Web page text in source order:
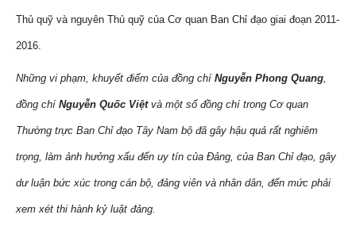
Thủ quỹ và nguyên Thủ quỹ của Cơ quan Ban Chỉ đạo giai đoạn 2011-
2016.
Những vi phạm, khuyết điểm của đồng chíNguyễn Phong Quang,
đồng chí Nguyễn Quốc Việt và một số đồng chí trong Cơ quan
Thường trực Ban Chỉ đạo Tây Nam bộ đã gây hậu quả rất nghiêm
trọng, làm ảnh hưởng xấu đến uy tín của Đảng, của Ban Chỉ đạo, gây
dư luận bức xúc trong cán bộ, đảng viên và nhân dân, đến mức phải
xem xét thi hành kỷ luật đảng.